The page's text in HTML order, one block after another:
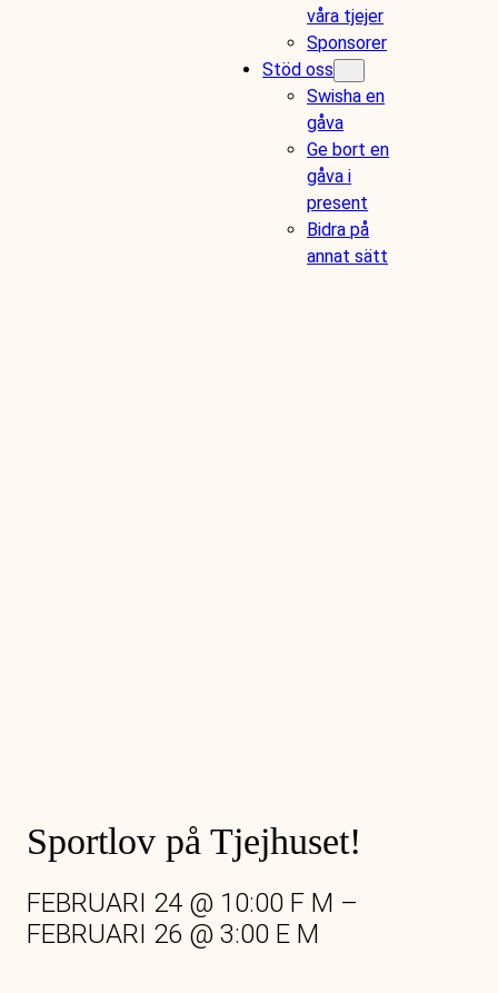
våra tjejer
Sponsorer
Stöd oss
Swisha en
gåva
Ge bort en
gåva i
present
Bidra på
annat sätt
Sportlov på Tjejhuset!
FEBRUARI 24 @ 10:00 F M –
FEBRUARI 26 @3:00 E M